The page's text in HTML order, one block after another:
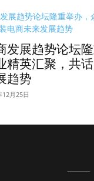
发展趋势论坛隆
精英汇聚，共
趋势
12月25日